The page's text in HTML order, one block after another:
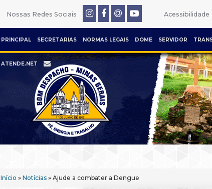
Nossas Redes Sociais Acessibilidade
PRINCIPAL SECRETARIAS NORMAS LEGAIS DOME SERVIDOR
ATENDE.NET
Início » Notícias » Ajude a combater a Dengue